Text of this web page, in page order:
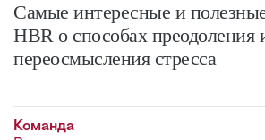
Самые интересные и
HBR о способах преодоления
переосмысления стресса
Команда